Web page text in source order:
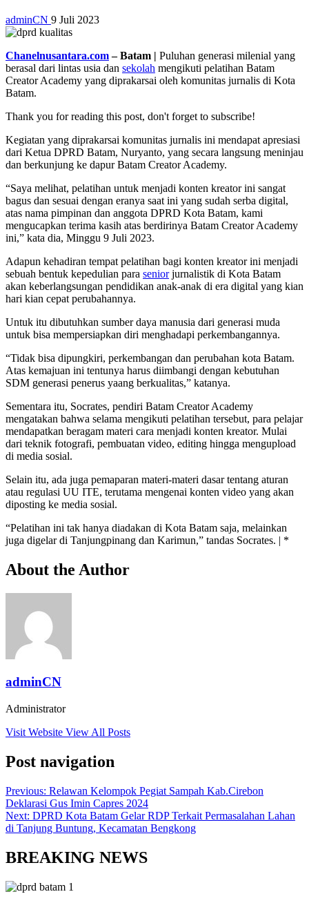
adminCN 9 Juli 2023
Chanelnusantara.com– Batam | Puluhan generasi milenial yang
berasal dari lintas usia dan sekolah mengikuti pelatihan Batam
Creator Academy yang diprakarsai oleh komunitas jurnalis di Kota
Batam.
Thank you for reading this post, don't forget to subscribe!
Kegiatan yang diprakarsai komunitas jurnalis ini mendapat apresiasi
dari Ketua DPRD Batam, Nuryanto, yang secara langsung meninjau
dan berkunjung ke dapur Batam Creator Academy.
“Saya melihat, pelatihan untuk menjadi konten kreator ini sangat
bagus dan sesuai dengan eranya saat ini yang sudah serba digital,
atas nama pimpinan dan anggota DPRD Kota Batam, kami
mengucapkan terima kasih atas berdirinya Batam Creator Academy
ini,” kata dia, Minggu 9 Juli 2023.
Adapun kehadiran tempat pelatihan bagi konten kreator ini menjadi
sebuah bentuk kepedulian para seniorjurnalistik di Kota Batam
akan keberlangsungan pendidikan anak-anak di era digital yang kian
hari kian cepat perubahannya.
Untuk itu dibutuhkan sumber daya manusia dari generasi muda
untuk bisa mempersiapkan diri menghadapi perkembangannya.
“Tidak bisa dipungkiri, perkembangan dan perubahan kota Batam.
Atas kemajuan ini tentunya harus diimbangi dengan kebutuhan
SDM generasi penerus yaang berkualitas,” katanya.
Sementara itu, Socrates, pendiri Batam Creator Academy
mengatakan bahwa selama mengikuti pelatihan tersebut, para pelajar
mendapatkan beragam materi cara menjadi konten kreator. Mulai
dari teknik fotografi, pembuatan video, editing hingga mengupload
di media sosial.
Selain itu, ada juga pemaparan materi-materi dasar tentang aturan
atau regulasi UU ITE, terutama mengenai konten video yang akan
diposting ke media sosial.
“Pelatihan ini tak hanya diadakan di Kota Batam saja, melainkan
juga digelar di Tanjungpinang dan Karimun,” tandas Socrates. | *
About the Author
adminCN
Administrator
Visit Website View All Posts
Post navigation
Previous: Relawan Kelompok Pegiat Sampah Kab.Cirebon
Deklarasi Gus Imin Capres 2024
Next: DPRD Kota Batam Gelar RDP Terkait Permasalahan Lahan
di Tanjung Buntung, Kecamatan Bengkong
BREAKING NEWS